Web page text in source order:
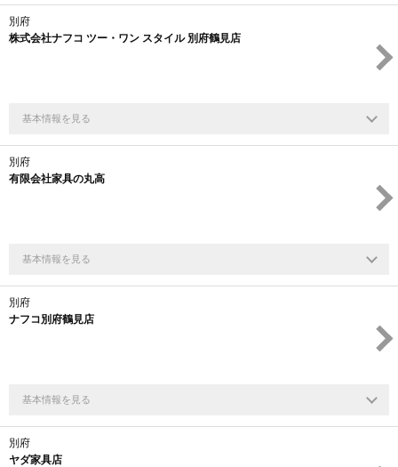
別府
株式会社ナフコ ツー・ワン スタイル 別府鶴見店
基本情報を見る
別府
有限会社家具の丸高
基本情報を見る
別府
ナフコ別府鶴見店
基本情報を見る
別府
ヤダ家具店